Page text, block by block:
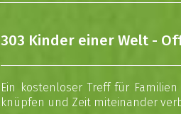
303 Kinder einer Welt -
Ein kostenloser Treff für
knüpfen und Zeit miteinander